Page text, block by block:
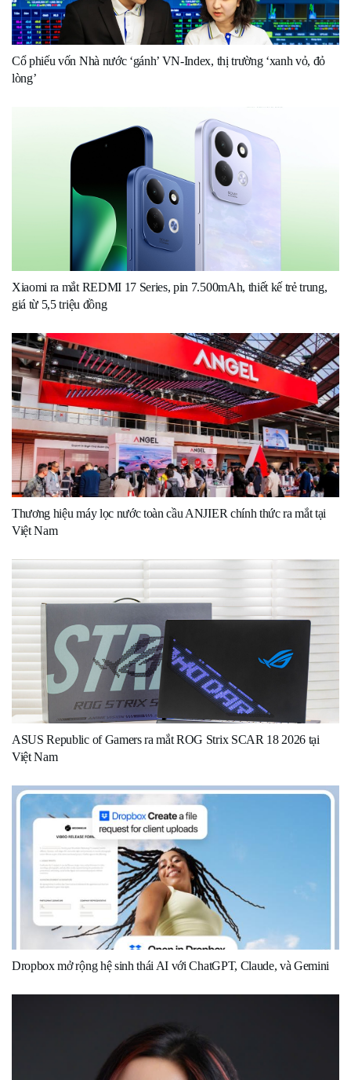
Cổ phiếu vốn Nhà nước ‘gánh’ VN-Index, thị trường ‘xanh vỏ, đỏ
lòng’
Xiaomi ra mắt REDMI 17 Series, pin 7.500mAh, thiết kế trẻ trung,
giá từ 5,5 triệu đồng
Thương hiệu máy lọc nước toàn cầu ANJIER chính thức ra mắt tại
Việt Nam
ASUS Republic of Gamers ra mắt ROG Strix SCAR 18 2026 tại
Việt Nam
Dropbox mở rộng hệ sinh thái AI với ChatGPT, Claude, và Gemini